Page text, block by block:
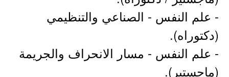
- علم النفس - الصناعي والتنظيمي
(دكتوراه).
- علم النفس - مسار الانحراف والجريمة
(ماجستير).